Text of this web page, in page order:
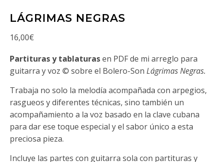
LÁGRIMAS NEGRAS
16,00€
Partituras y tablaturasen PDF de mi arreglo para
guitarra y voz © sobre el Bolero-Son Lágrimas Negras.
Trabaja no solo la melodía acompañada con arpegios,
rasgueos y diferentes técnicas, sino también un
acompañamiento a la voz basado en la clave cubana
para dar ese toque especial y el sabor único a esta
preciosa pieza.
Incluye las partes con guitarra sola con partituras y